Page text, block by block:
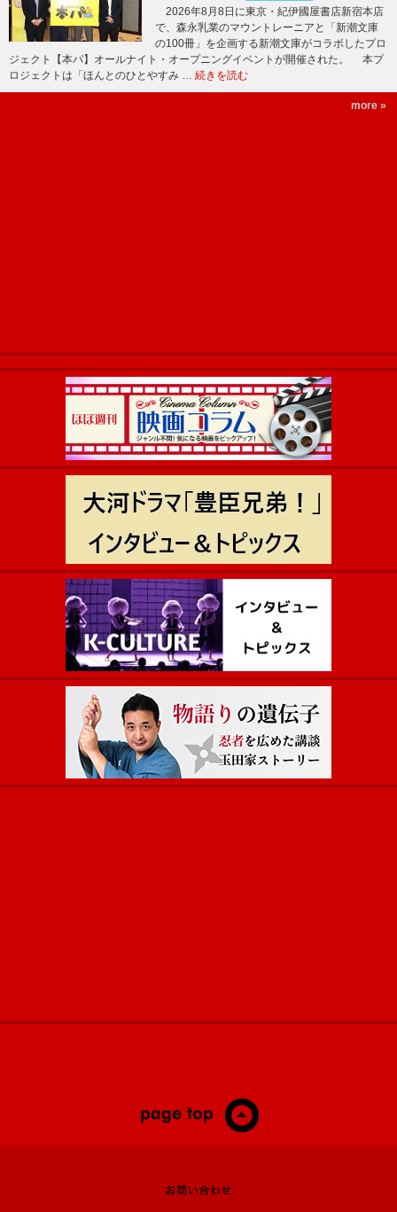
2026年8月8日に東京・紀伊國屋書店新宿本店
で、森永乳業のマウントレーニアと「新潮文庫
の100冊」を企画する新潮文庫がコラボしたプロ
ジェクト【本パ】オールナイト・オープニングイベントが開催された。 本プ
ロジェクトは「ほんとのひとやすみ … 続きを読む
more »